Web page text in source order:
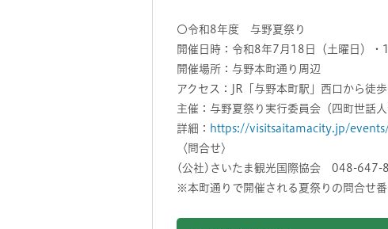
〇令和8年度 与野夏祭り
開催日時：令和8年7月18日（土曜日）
開催場所：与野本町通り周辺
アクセス：JR「与野本町駅」西口から徒
主催：与野夏祭り実行委員会（四町世話人
詳細： https://visitsaitamacity.jp/
〈問合せ〉
(公社)さいたま観光国際協会 048-647-
※本町通りで開催される夏祭りの問合せ